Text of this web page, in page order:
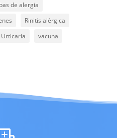
de alergia
Rinitis alérgica
Urticaria
vacuna